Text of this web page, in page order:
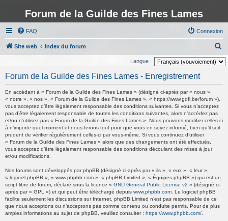
Forum de la Guilde des Fines Lames
FAQ Connexion
Site web Index du forum
e
c
Langue :
Forum de la Guilde des Fines Lames - Enregistrement
En accédant à « Forum de la Guilde des Fines Lames » (désigné ci-après par « nous »,
« notre », « nos », « Forum de la Guilde des Fines Lames », « https://www.gdfl.be/forum »),
vous acceptez d’être légalement responsable des conditions suivantes. Si vous n’acceptez
pas d’être légalement responsable de toutes les conditions suivantes, alors n’accédez pas
et/ou n’utilisez pas « Forum de la Guilde des Fines Lames ». Nous pouvons modifier celles-ci
à n’importe quel moment et nous ferons tout pour que vous en soyez informé, bien qu’il soit
prudent de vérifier régulièrement celles-ci par vous-même. Si vous continuez d’utiliser
« Forum de la Guilde des Fines Lames » alors que des changements ont été effectués,
vous acceptez d’être légalement responsable des conditions découlant des mises à jour
et/ou modifications.
Nos forums sont développés par phpBB (désigné ci-après par « ils », « eux », « leur »,
« logiciel phpBB », « www.phpbb.com », « phpBB Limited », « Équipes phpBB ») qui est un
script libre de forum, déclaré sous la licence « GNU General Public License v2 » (désigné ci-
après par « GPL ») et qui peut être téléchargé depuis www.phpbb.com . Le logiciel phpBB
facilite seulement les discussions sur Internet. phpBB Limited n’est pas responsable de ce
que nous acceptons ou n’acceptons pas comme contenu ou conduite permis. Pour de plus
amples informations au sujet de phpBB, veuillez consulter : https://www.phpbb.com/